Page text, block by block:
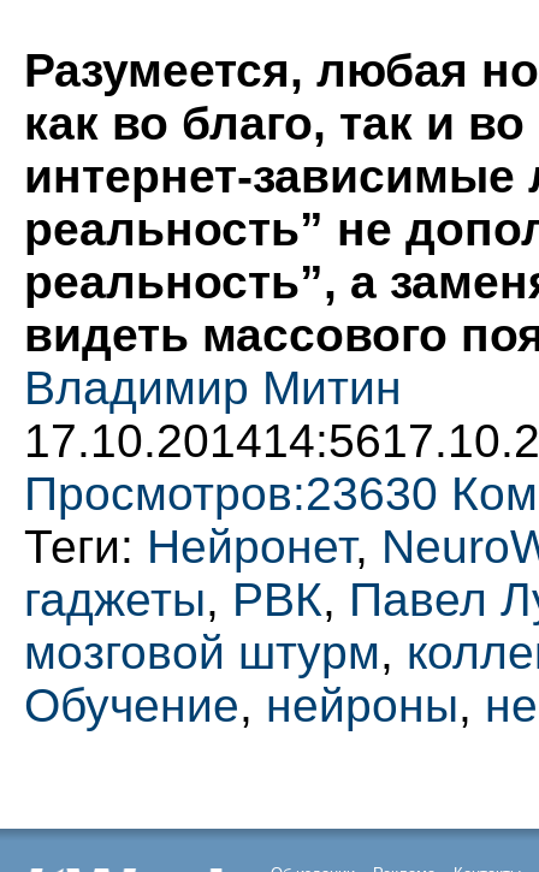
Разумеется, любая
как во благо, так и
интернет-
реальность” не
реальность”, а
видеть массового
Владимир Митин
17.10.201414:56
Просмотров:23630
Теги: Нейронет,
гаджеты, РВК, Павел
мозговой штурм,
Обучение, нейроны,